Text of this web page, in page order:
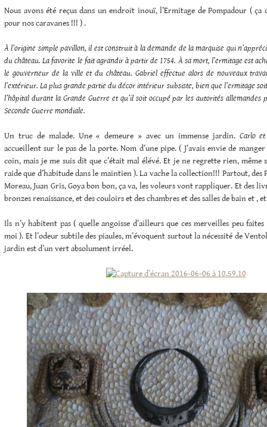
Nous avons été reçus dans un endroit inouï, l’Ermitage de Pompadour ( ça
pour nos caravanes !!! ) .
À l’origine simple pavillon, il est construit à la demande de la marquise qui
du château. La favorite le fait agrandir à partir de 1754. À sa mort, l’ermitage est
le gouverneur de la ville et du château. Gabriel effectue alors de nouveaux
l’extérieur. La plus grande partie du décor intérieur subsiste, bien que l’ermitage
l’hôpital durant la Grande Guerre et qu’il soit occupé par les autorités allemandes
Seconde Guerre mondiale.
Un truc de malade. Une « demeure » avec un immense jardin. Carlo
accueillent sur le pas de la porte. Nom d’une pipe. ( J’avais envie de
coin, mais je me suis dit que c’était mal élévé. Et je ne regrette rien, même
raide que d’habitude dans le maintien ). La vache la collection!!! Partout, des
Moreau, Juan Gris, Goya bon bon, ça va, les voleurs vont rappliquer. Et des
bronzes renaissance, et des couloirs et des chambres et des salles de bain et ,
Ils n’y habitent pas ( quelle angoisse d’ailleurs que ces merveilles peu
moi ). Et l’odeur subtile des piaules, m’évoquent surtout la nécessité de
jardin est d’un vert absolument irréel.